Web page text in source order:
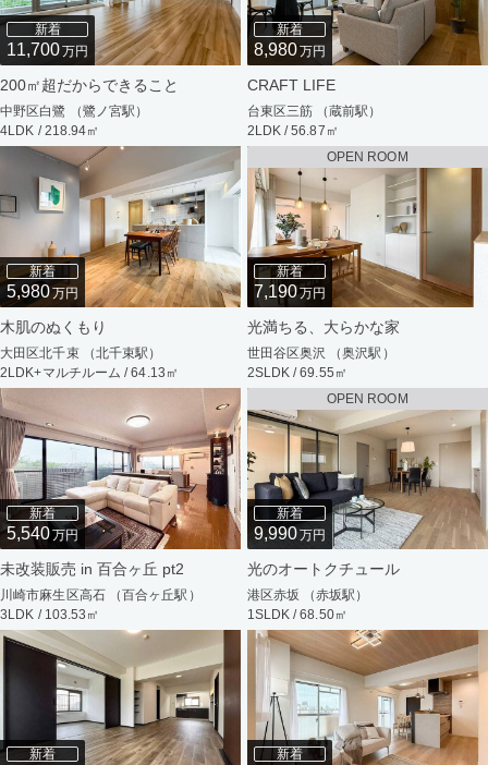
新着
11,700万円
200㎡超だからできること
中野区白鷺 （鷺ノ宮駅）
4LDK / 218.94㎡
新着
8,980万円
CRAFT LIFE
台東区三筋 （蔵前駅）
2LDK / 56.87㎡
新着
5,980万円
木肌のぬくもり
大田区北千束 （北千束駅）
2LDK+マルチルーム / 64.13㎡
OPEN ROOM
新着
7,190万円
光満ちる、大らかな家
世田谷区奥沢 （奥沢駅）
2SLDK / 69.55㎡
新着
5,540万円
未改装販売 in 百合ヶ丘 pt2
川崎市麻生区高石 （百合ヶ丘駅）
3LDK / 103.53㎡
OPEN ROOM
新着
9,990万円
光のオートクチュール
港区赤坂 （赤坂駅）
1SLDK / 68.50㎡
新着 新着